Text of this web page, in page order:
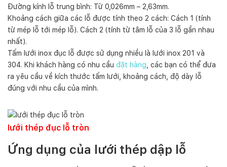
Đường kính lỗ trung bình: Từ 0,026mm – 2,63mm.
Khoảng cách giữa các lỗ được tính theo 2 cách: Cách 1 (tính
từ mép lỗ tới mép lỗ). Cách 2 (tính từ tâm lỗ của 3 lỗ gần nhau
nhất).
Tấm lưới inox đục lỗ được sử dụng nhiều là lưới inox 201 và
304. Khi khách hàng có nhu cầu đặt hàng, các bạn có thể đưa
ra yêu cầu về kích thước tấm lưới, khoảng cách, độ dày lỗ
đúng với nhu cầu của mình.
lưới thép đục lỗ tròn
Ứng dụng của lưới thép dập lỗ